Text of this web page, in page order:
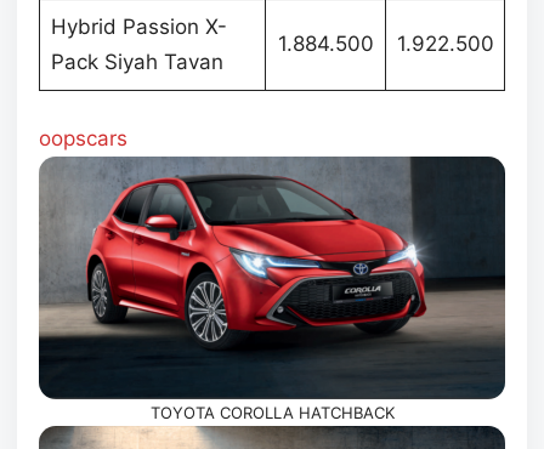
Hybrid Passion X-
Pack Siyah Tavan
1.884.500 1.922.500
oopscars
TOYOTA COROLLA HATCHBACK